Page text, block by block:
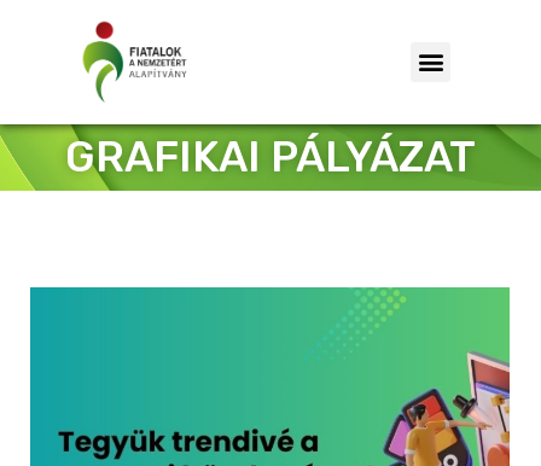
GRAFIKAI PÁLYÁZAT